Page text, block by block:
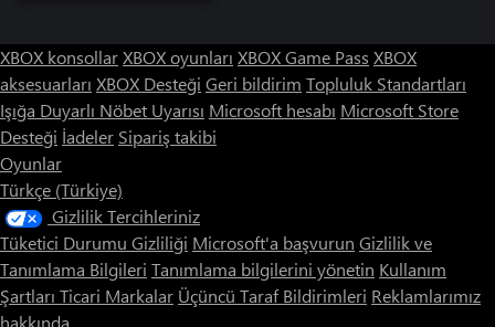
XBOX konsollarXBOX oyunları XBOX Game Pass XBOX
aksesuarları XBOX Desteği Geri bildirim Topluluk Standartları
Işığa Duyarlı Nöbet Uyarısı Microsoft hesabı Microsoft Store
Desteği İadeler Sipariş takibi
Oyunlar
Türkçe (Türkiye)
Gizlilik Tercihleriniz
Tüketici Durumu Gizliliği Microsoft'a başvurun Gizlilik ve
Tanımlama Bilgileri Tanımlama bilgilerini yönetin Kullanım
Şartları Ticari Markalar Üçüncü Taraf Bildirimleri Reklamlarımız
hakkında